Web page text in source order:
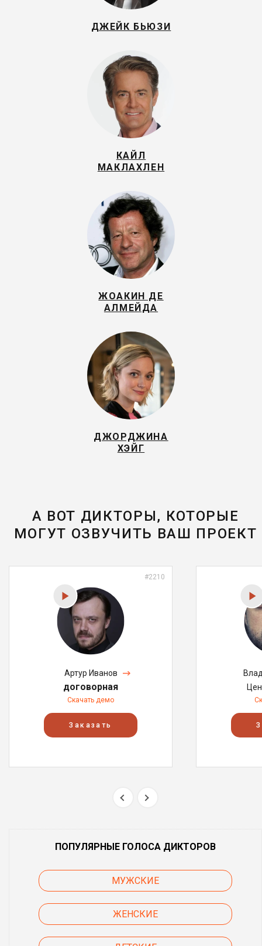
ДЖЕЙК БЬЮЗИ
КАЙЛ
МАКЛАХЛЕН
ЖОАКИН ДЕ
АЛМЕЙДА
ДЖОРДЖИНА
ХЭЙГ
А ВОТ ДИКТОРЫ, КОТОРЫЕ
МОГУТ ОЗВУЧИТЬ ВАШ ПРОЕКТ
#2210
Артур Иванов
договорная
Скачать демо
Заказать
ПОПУЛЯРНЫЕ ГОЛОСА ДИКТОРОВ
МУЖСКИЕ
ЖЕНСКИЕ